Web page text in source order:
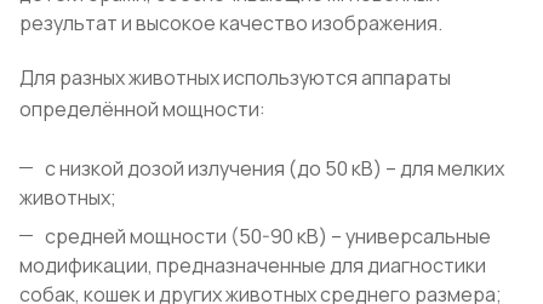
результат и высокое качество изображения.
Для разных животных используются аппараты
определённой мощности:
с низкой дозой излучения (до 50 кВ) – для мелких
животных;
средней мощности (50-90 кВ) – универсальные
модификации, предназначенные для диагностики
собак, кошек и других животных среднего размера;